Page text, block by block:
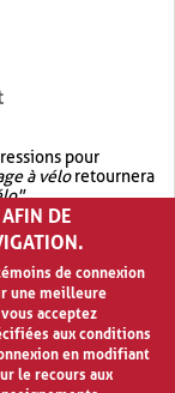
pour
à véloretournera
.
OR.garage OR vélo
à vélo
DE
de connexion
une meilleure
acceptez
aux conditions
en modifiant
le recours aux